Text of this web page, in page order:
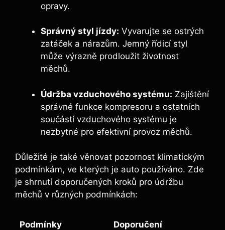
opravy.
Správný styl jízdy: Vyvarujte se ostrých
zatáček a nárazům. Jemný řídicí styl
⁣může výrazně prodloužit životnost
měchů.
Údržba vzduchového systému: Zajištění
správné funkce kompresoru a ostatních
součástí vzduchového systému je
nezbytné pro efektivní provoz měchů.
Důležité‍ je také věnovat pozornost klimatickým
podmínkám, ⁢ve kterých ⁢je auto používáno. Zde
je shrnutí doporučených kroků pro údržbu
měchů v různých podmínkách:
Podmínky Doporučení